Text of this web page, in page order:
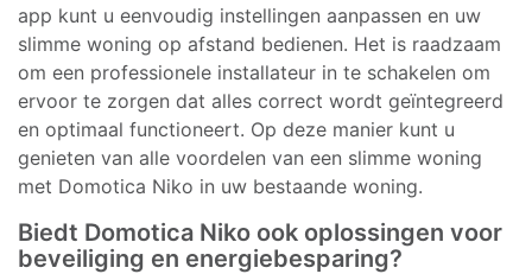
app kunt u eenvoudig instellingen aanpassen en uw
slimme woning op afstand bedienen. Het is raadzaam
om een professionele installateur in te schakelen om
ervoor te zorgen dat alles correct wordt geïntegreerd
en optimaal functioneert. Op deze manier kunt u
genieten van alle voordelen van een slimme woning
met Domotica Niko in uw bestaande woning.
Biedt Domotica Niko ook oplossingen voor
beveiliging en energiebesparing?